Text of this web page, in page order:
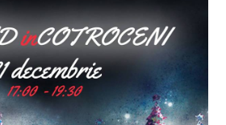
Contact
Donează